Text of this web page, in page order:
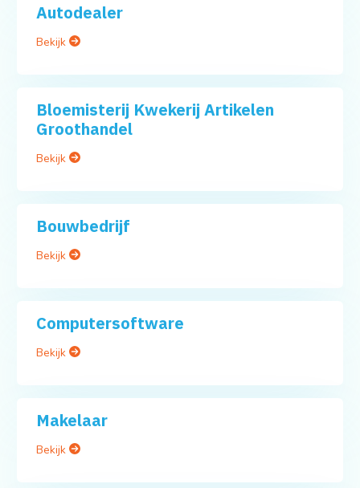
Autodealer
Bekijk
Bloemisterij Kwekerij Artikelen
Groothandel
Bekijk
Bouwbedrijf
Bekijk
Computersoftware
Bekijk
Makelaar
Bekijk